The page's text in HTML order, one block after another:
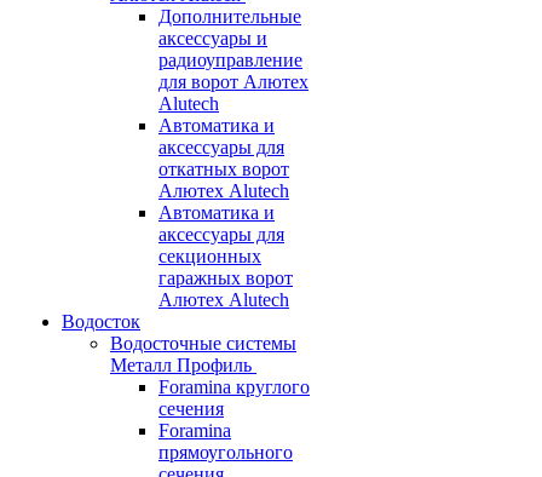
Дополнительные
аксессуары и
радиоуправление
для ворот Алютех
Alutech
Автоматика и
аксессуары для
откатных ворот
Алютех Alutech
Автоматика и
аксессуары для
секционных
гаражных ворот
Алютех Alutech
Водосток
Водосточные системы
Металл Профиль
Foramina круглого
сечения
Foramina
прямоугольного